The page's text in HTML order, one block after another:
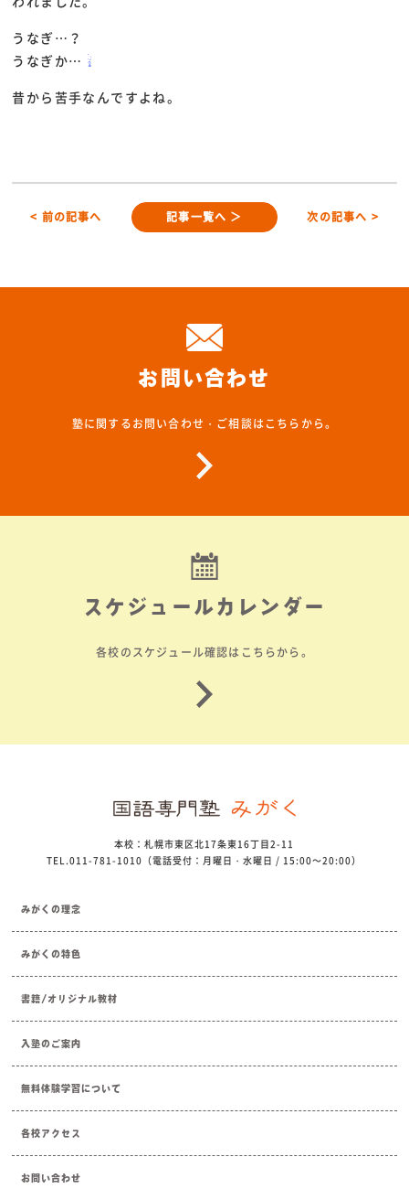
うなぎ…？
うなぎか…
昔から苦手なんですよね。
< 前の記事へ 記事一覧へ ＞ 次の記事へ >
お問い合わせ
塾に関するお問い合わせ・ご相談はこちらから。
スケジュールカレンダー
各校のスケジュール確認はこちらから。
本校：札幌市東区北17条東16丁目2-11
TEL.011-781-1010（電話受付：月曜日・水曜日 / 15:00～20:00）
みがくの理念
みがくの特色
書籍/オリジナル教材
入塾のご案内
無料体験学習について
各校アクセス
お問い合わせ